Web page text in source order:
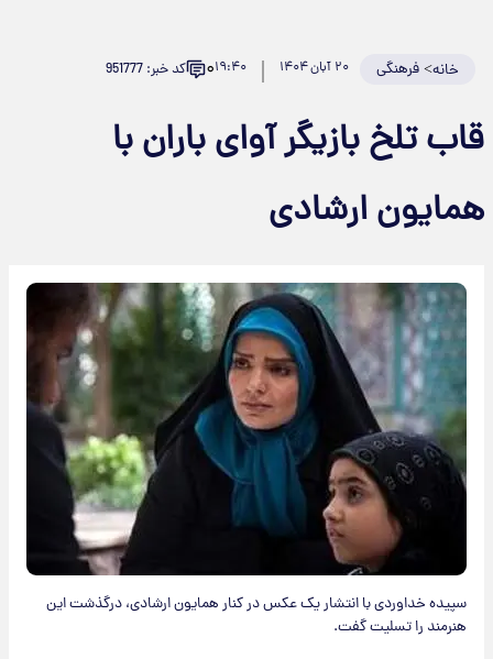
خانه>فرهنگی ۲۰ آبان ۱۴۰۴ ۱۹:۴۰۰ کد خبر: 951777
تلخ بازیگر آوای باران با
ارشادی
سپیده خداوردی با انتشار یک عکس در کنار همایون ارشادی، درگذشت این
هنرمند را تسلیت گفت.